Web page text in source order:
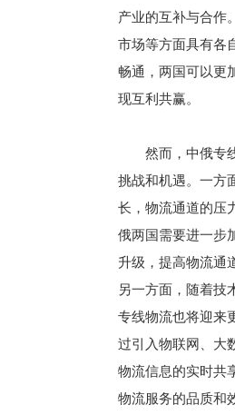
产业的互补与合作
市场等方面具有各
畅通，两国可以更
现互利共赢。
然而，中俄专
挑战和机遇。一方
长，物流通道的压
俄两国需要进一步
升级，提高物流通
另一方面，随着技
专线物流也将迎来
过引入物联网、大
物流信息的实时共
物流服务的品质和